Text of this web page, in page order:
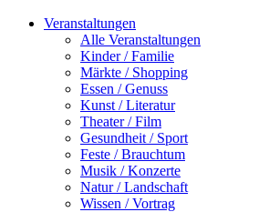
Veranstaltungen
Alle Veranstaltungen
Kinder / Familie
Märkte / Shopping
Essen / Genuss
Kunst / Literatur
Theater / Film
Gesundheit / Sport
Feste / Brauchtum
Musik / Konzerte
Natur / Landschaft
Wissen / Vortrag